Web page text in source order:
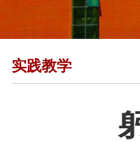
实践教学